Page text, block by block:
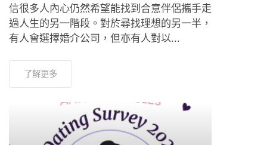
信很多人內心仍然希望能找到合意伴侶攜手走
過人生的另一階段。對於尋找理想的另一半，
有人會選擇婚介公司，但亦有人對以...
了解更多